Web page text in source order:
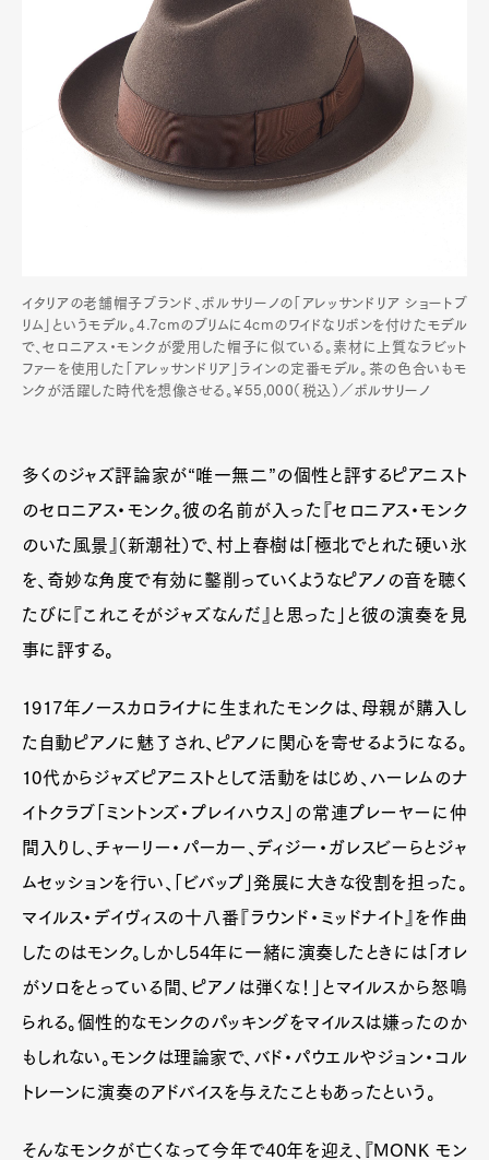
イタリアの老舗帽子ブランド、ボルサリーノの「アレッサンドリア ショートブ
リム」というモデル。4.7cmのブリムに4cmのワイドなリボンを付けたモデル
で、セロニアス・モンクが愛用した帽子に似ている。素材に上質なラビット
ファーを使用した「アレッサンドリア」ラインの定番モデル。茶の色合いもモ
ンクが活躍した時代を想像させる。¥55,000（税込）／ボルサリーノ
多くのジャズ評論家が“唯一無二”の個性と評するピアニスト
のセロニアス・モンク。彼の名前が入った『セロニアス・モンク
のいた風景』（新潮社）で、村上春樹は「極北でとれた硬い氷
を、奇妙な角度で有効に鑿削っていくようなピアノの音を聴く
たびに『これこそがジャズなんだ』と思った」と彼の演奏を見
事に評する。
1917年ノースカロライナに生まれたモンクは、母親が購入し
た自動ピアノに魅了され、ピアノに関心を寄せるようになる。
10代からジャズピアニストとして活動をはじめ、ハーレムのナ
イトクラブ「ミントンズ・プレイハウス」の常連プレーヤーに仲
間入りし、チャーリー・パーカー、ディジー・ガレスビーらとジャ
ムセッションを行い、「ビバップ」発展に大きな役割を担った。
マイルス・デイヴィスの十八番『ラウンド・ミッドナイト』を作曲
したのはモンク。しかし54年に一緒に演奏したときには「オレ
がソロをとっている間、ピアノは弾くな！」とマイルスから怒鳴
られる。個性的なモンクのパッキングをマイルスは嫌ったのか
もしれない。モンクは理論家で、バド・パウエルやジョン・コル
トレーンに演奏のアドバイスを与えたこともあったという。
そんなモンクが亡くなって今年で40年を迎え、『MONK モン